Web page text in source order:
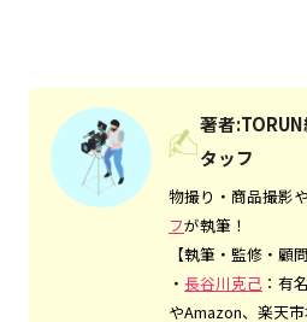
著者:
タッフ
物撮り・商品撮影
フが執筆！
【執筆・監修・顧
・ 長谷川克己：有
やAmazon、楽天